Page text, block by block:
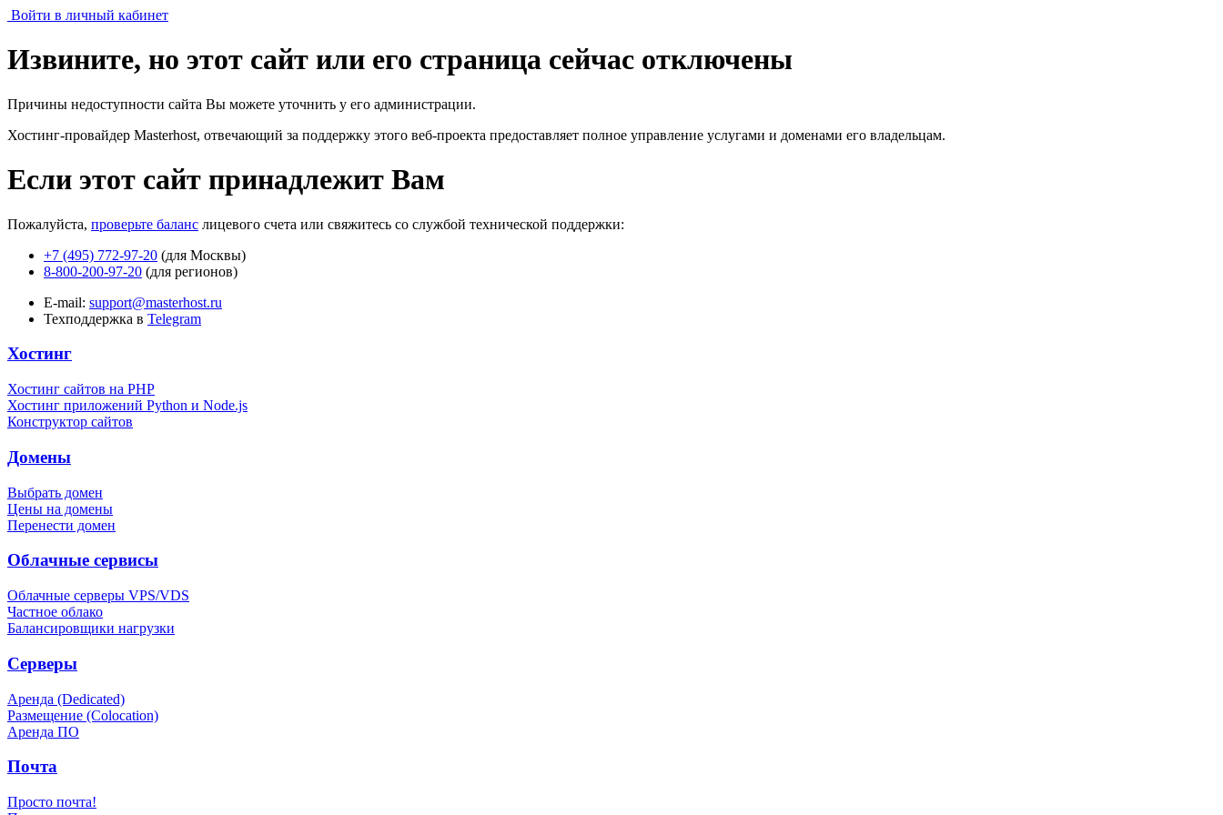
Войти в личный кабинет
Извините, но этот сайт или его страница сейчас отключены
Причины недоступности сайта Вы можете уточнить у его администрации.
Хостинг-провайдер Masterhost, отвечающий за поддержку этого веб-проекта предоставляет полное управление услугами и доменами его владельцам.
Если этот сайт принадлежит Вам
Пожалуйста, проверьте баланс лицевого счета или свяжитесь со службой технической поддержки:
+7 (495) 772-97-20 (для Москвы)
8-800-200-97-20 (для регионов)
E-mail: support@masterhost.ru
Техподдержка в Telegram
Хостинг
Хостинг сайтов на PHP
Хостинг приложений Python и Node.js
Конструктор сайтов
Домены
Выбрать домен
Цены на домены
Перенести домен
Облачные сервисы
Облачные серверы VPS/VDS
Частное облако
Балансировщики нагрузки
Серверы
Аренда (Dedicated)
Размещение (Colocation)
Аренда ПО
Почта
Просто почта!